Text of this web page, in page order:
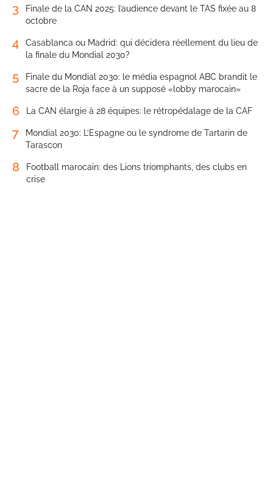
3
Finale de la CAN 2025: l’audience devant le TAS fixée au 8
octobre
4
Casablanca ou Madrid: qui décidera réellement du lieu de
la finale du Mondial 2030?
5
Finale du Mondial 2030: le média espagnol ABC brandit le
sacre de la Roja face à un supposé «lobby marocain»
6 La CAN élargie à 28 équipes: le rétropédalage de la CAF
7
Mondial 2030: L’Espagne ou le syndrome de Tartarin de
Tarascon
8
Football marocain: des Lions triomphants, des clubs en
crise